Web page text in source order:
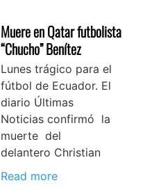
Muere en Qatar futbolista
“Chucho” Benítez
Lunes trágico para el
fútbol de Ecuador. El
diario Últimas
Noticias confirmó la
muerte del
delantero Christian
Read more